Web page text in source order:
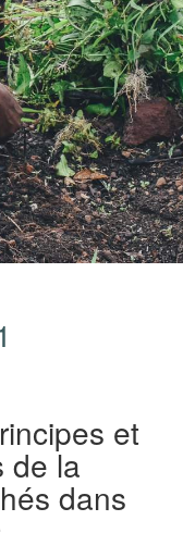
et
de la
dans